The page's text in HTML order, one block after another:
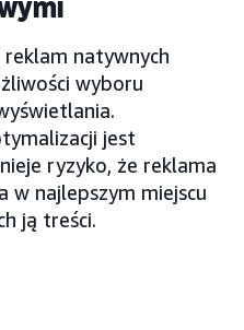
natywnych
wyboru
jest
ryzyko, że reklama
w najlepszym miejscu
ją treści.